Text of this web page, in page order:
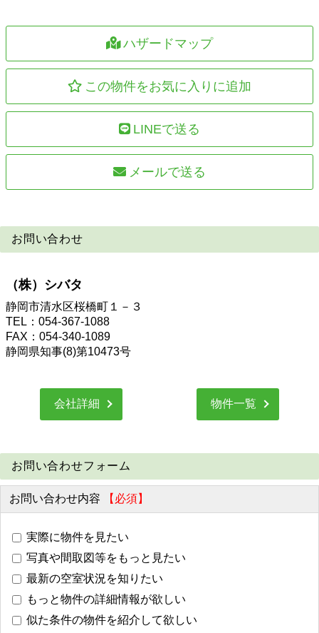
ハザードマップ
この物件をお気に入りに追加
LINEで送る
メールで送る
お問い合わせ
（株）シバタ
静岡市清水区桜橋町１－３
TEL：054-367-1088
FAX：054-340-1089
静岡県知事(8)第10473号
会社詳細 物件一覧
お問い合わせフォーム
お問い合わせ内容 【必須】
実際に物件を見たい
写真や間取図等をもっと見たい
最新の空室状況を知りたい
もっと物件の詳細情報が欲しい
似た条件の物件を紹介して欲しい